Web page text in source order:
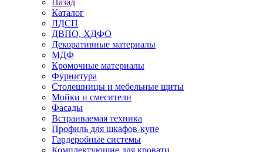
Назад
Каталог
ЛДСП
ДВПО, ХДФО
Декоративные материалы
МДФ
Кромочные материалы
Фурнитура
Столешницы и мебельные щиты
Мойки и смесители
Фасады
Встраиваемая техника
Профиль для шкафов-купе
Гардеробные системы
Комплектующие для кровати